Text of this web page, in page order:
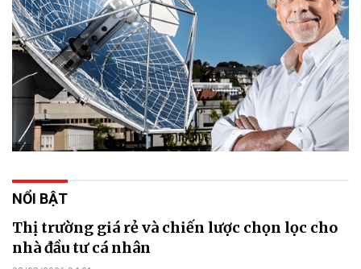
NỔI BẬT
Thị trường giá rẻ và chiến lược chọn lọc cho
nhà đầu tư cá nhân